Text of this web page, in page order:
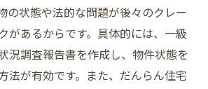
の状態や法的な問題が後々のクレー
があるからです。具体的には、一級
況調査報告書を作成し、物件状態を
法が有効です。また、だんらん住宅